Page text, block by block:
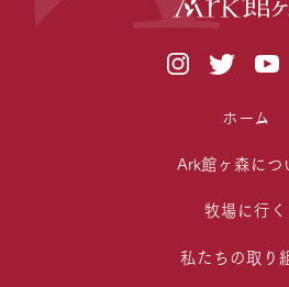
ホーム
Ark館ヶ森につ
牧場に行く
私たちの取り